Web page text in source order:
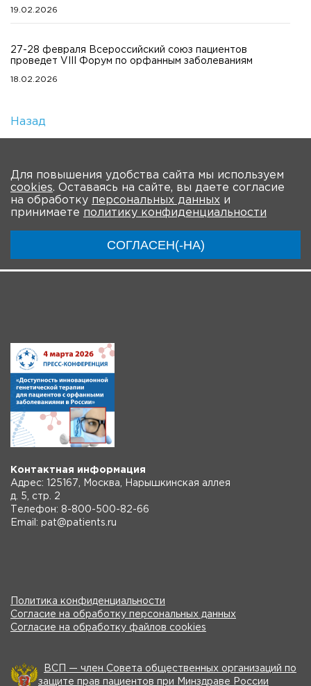
19.02.2026
27-28 февраля Всероссийский союз пациентов
проведет VIII Форум по орфанным заболеваниям
18.02.2026
Назад
Для повышения удобства сайта мы используем
cookies. Оставаясь на сайте, вы даете согласие
на обработку персональных данных и
принимаете политику конфиденциальности
СОГЛАСЕН(-НА)
О мероприятии Новости Общая информация
Инструкции
Контактная информация
Адрес: 125167, Москва, Нарышкинская аллея
д. 5, стр. 2
Телефон: 8-800-500-82-66
Email: pat@patients.ru
Политика конфиденциальности
Согласие на обработку персональных данных
Согласие на обработку файлов cookies
ВСП — член Совета общественных организаций по
защите прав пациентов при Минздраве России